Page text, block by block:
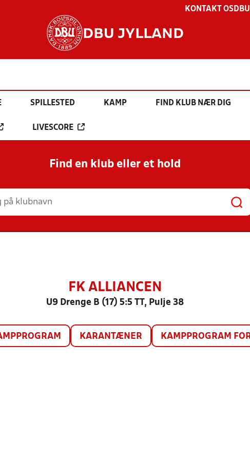
KONTAKT OS
DBU JYLLAND
SPILLESTED KAMP FIND KLUB NÆR DIG
LIVESCORE
Find en klub eller et hold
FK ALLIANCEN
U9 Drenge B (17) 5:5 TT, Pulje 38
KARANTÆNER KAMPPROGRAM